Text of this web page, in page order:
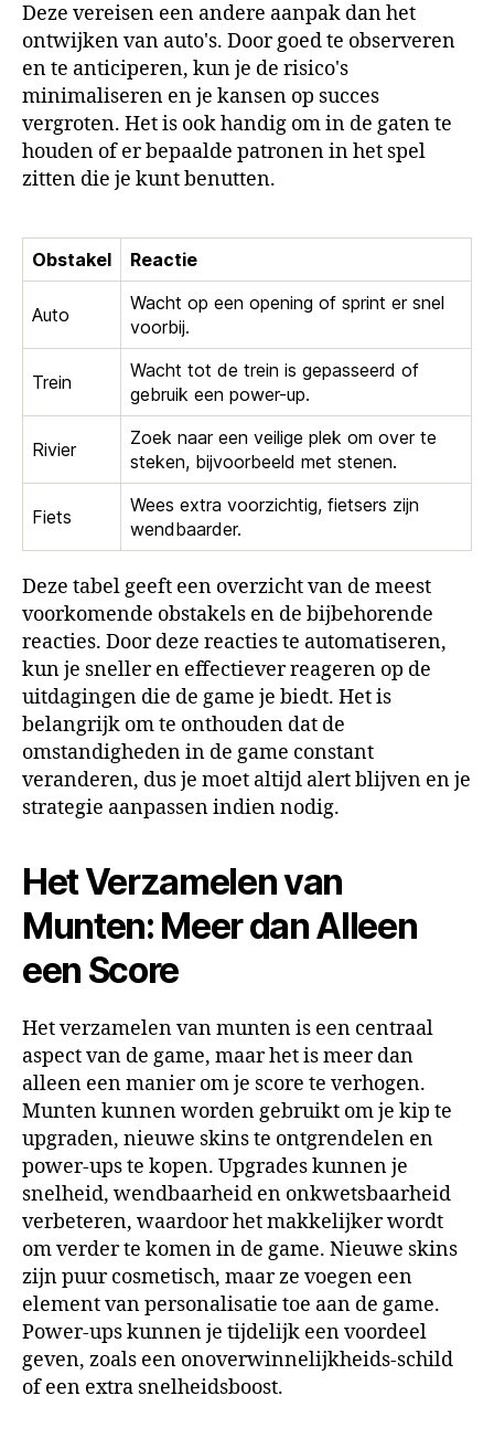
Deze vereisen een andere aanpak dan het
ontwijken van auto's. Door goed te observeren
en te anticiperen, kun je de risico's
minimaliseren en je kansen op succes
vergroten. Het is ook handig om in de gaten te
houden of er bepaalde patronen in het spel
zitten die je kunt benutten.
Obstakel Reactie
Auto
Wacht op een opening of sprint er snel
voorbij.
Trein
Wacht tot de trein is gepasseerd of
gebruik een power-up.
Rivier
Zoek naar een veilige plek om over te
steken, bijvoorbeeld met stenen.
Fiets
Wees extra voorzichtig, fietsers zijn
wendbaarder.
Deze tabel geeft een overzicht van de meest
voorkomende obstakels en de bijbehorende
reacties. Door deze reacties te automatiseren,
kun je sneller en effectiever reageren op de
uitdagingen die de game je biedt. Het is
belangrijk om te onthouden dat de
omstandigheden in de game constant
veranderen, dus je moet altijd alert blijven en je
strategie aanpassen indien nodig.
Het Verzamelen van
Munten: Meer dan Alleen
een Score
Het verzamelen van munten is een centraal
aspect van de game, maar het is meer dan
alleen een manier om je score te verhogen.
Munten kunnen worden gebruikt om je kip te
upgraden, nieuwe skins te ontgrendelen en
power-ups te kopen. Upgrades kunnen je
snelheid, wendbaarheid en onkwetsbaarheid
verbeteren, waardoor het makkelijker wordt
om verder te komen in de game. Nieuwe skins
zijn puur cosmetisch, maar ze voegen een
element van personalisatie toe aan de game.
Power-ups kunnen je tijdelijk een voordeel
geven, zoals een onoverwinnelijkheids-schild
of een extra snelheidsboost.